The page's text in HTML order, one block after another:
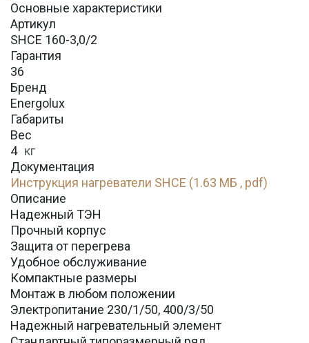
Основные характеристики
Артикул
SHCE 160-3,0/2
Гарантия
36
Бренд
Energolux
Габариты
Вес
4 кг
Документация
Инструкция нагреватели SHCE (1.63 МБ , pdf)
Описание
Надежный ТЭН
Прочный корпус
Защита от перегрева
Удобное обслуживание
Компактные размеры
Монтаж в любом положении
Электропитание 230/1/50, 400/3/50
Надежный нагревательный элемент